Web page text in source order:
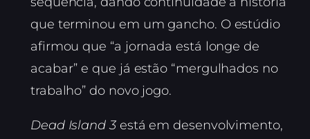
que terminou em um gancho. O estúdio
afirmou que “a jornada está longe de
acabar” e que já estão “mergulhados no
trabalho” do novo jogo.
Dead Island 3está em desenvolvimento,